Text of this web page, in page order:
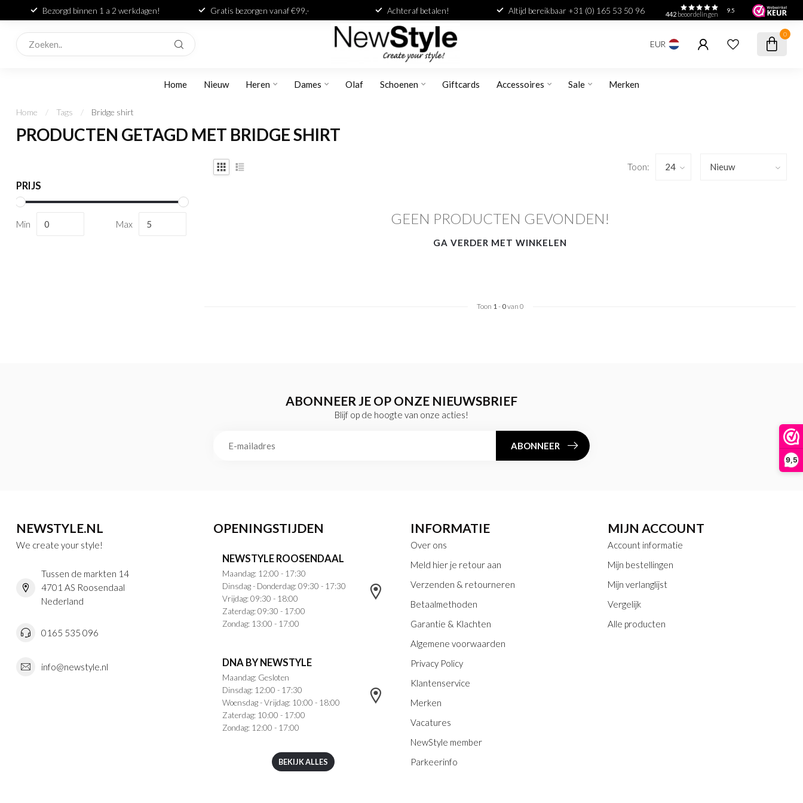
9,5
Bezorgd binnen 1 a 2 werkdagen! Gratis bezorgen vanaf €99,- Achteraf betalen! Altijd bereikbaar +31 (0) 165 53 50 96 442beoordelingen
9.5
EUR
0
Home Nieuw Heren Dames Olaf Schoenen Giftcards Accessoires Sale Merken
Home / Tags / Bridge shirt
PRODUCTEN GETAGD MET BRIDGE SHIRT
PRIJS
Min Max
Toon:
GEEN PRODUCTEN GEVONDEN!
GA VERDER MET WINKELEN
Toon 1- 0van 0
ABONNEER JE OP ONZE NIEUWSBRIEF
Blijf op de hoogte van onze acties!
ABONNEER
NEWSTYLE.NL
We create your style!
Tussen de markten 14
4701 AS Roosendaal
Nederland
0165 535 096
info@newstyle.nl
OPENINGSTIJDEN
NEWSTYLE ROOSENDAAL
Maandag: 12:00 - 17:30
Dinsdag - Donderdag: 09:30 - 17:30
Vrijdag: 09:30 - 18:00
Zaterdag: 09:30 - 17:00
Zondag: 13:00 - 17:00
DNA BY NEWSTYLE
Maandag: Gesloten
Dinsdag: 12:00 - 17:30
Woensdag - Vrijdag: 10:00 - 18:00
Zaterdag: 10:00 - 17:00
Zondag: 12:00 - 17:00
BEKIJK ALLES
INFORMATIE
Over ons
Meld hier je retour aan
Verzenden & retourneren
Betaalmethoden
Garantie & Klachten
Algemene voorwaarden
Privacy Policy
Klantenservice
Merken
Vacatures
NewStyle member
Parkeerinfo
MIJN ACCOUNT
Account informatie
Mijn bestellingen
Mijn verlanglijst
Vergelijk
Alle producten